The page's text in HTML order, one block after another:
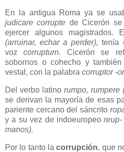
En la antigua Roma ya se
judicare corrupte de Cicerón
ejercer algunos magistrados.
(arruinar, echar a perder), tenía
vozcorruptum. Cicerón se
sobornos o cohecho y
vestal, con la palabra corruptor -
Del verbo latino rumpo, rumpere
se derivan la mayoría de esas
pariente cercano del sáncrito
y a su vez de indoeuropeo
manos).
Por lo tanto lacorrupción, que